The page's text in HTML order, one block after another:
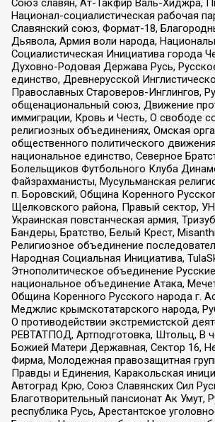
Союз славян, Ат-Такфир Валь-Хиджра,
Национал-социалистическая рабочая
Славянский союз, Формат-18,
Дьявола, Армия воли народа,
Социалистическая Инициатива города
Духовно-Родовая Держава Русь,
единство, Древнерусской
Православных Староверов-Инглингов,
общенациональный союз, Движение
иммиграции, Кровь и Честь, О свободе
религиозных объединениях, Омская
общественного политического
национальное единство, Северное
Болельщиков Футбольного Клуба
Файзрахманисты, Мусульманская
п. Боровский, Община Коренного
Щелковского района, Правый сектор,
Украинская повстанческая армия,
Бандеры, Братство, Белый Крест,
Религиозное объединение
Народная Социальная Инициатива,
Этнополитическое объединение
национальное объединение Атака,
Община Коренного Русского народа г.
Меджлис крымскотатарского народа,
О противодействии экстремистской
РЕВТАТПОД, Артподготовка, Штольц, В
Божией Матери Державная, Сектор 16,
Фирма, Молодежная правозащитная
Правды и Единения, Каракольская
Автоград Крю, Союз Славянских Сил
Благотворительный пансионат Ак Умут,
республика Русь, Арестантское